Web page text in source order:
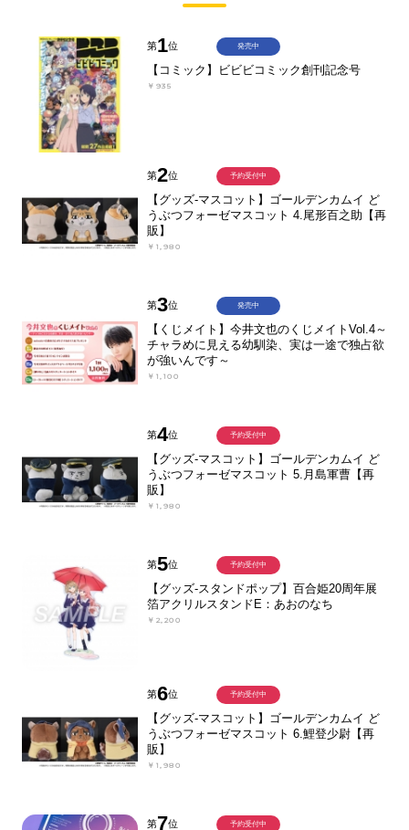
第1位
【コミック】ビビビコミック創刊記念号
￥935
発売中
第2位
【グッズ-マスコット】ゴールデンカムイ ど
うぶつフォーゼマスコット 4.尾形百之助【再
販】
￥1,980
予約受付中
第3位
【くじメイト】今井文也のくじメイトVol.4～
チャラめに見える幼馴染、実は一途で独占欲
が強いんです～
￥1,100
発売中
第4位
【グッズ-マスコット】ゴールデンカムイ ど
うぶつフォーゼマスコット 5.月島軍曹【再
販】
￥1,980
予約受付中
第5位
【グッズ-スタンドポップ】百合姫20周年展
箔アクリルスタンドE：あおのなち
￥2,200
予約受付中
第6位
【グッズ-マスコット】ゴールデンカムイ ど
うぶつフォーゼマスコット 6.鯉登少尉【再
販】
￥1,980
予約受付中
第7位 予約受付中